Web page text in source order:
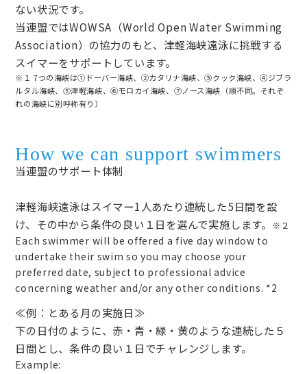
ない状況です。
当連盟ではWOWSA（World Open Water Swimming
Association）の協力のもと、津軽海峡遠泳に挑戦する
スイマーをサポートしています。
※１ 7つの海峡は①ドーバー海峡、②カタリナ海峡、③クック海峡、④ジブラ
ルタル海峡、⑤津軽海峡、⑥モロカイ海峡、⑦ノース海峡（順不同。それぞ
れの海峡に別呼称有り）
How we can support swimmers
当連盟のサポート体制
津軽海峡遠泳はスイマー1人あたり連続した5日間を設
け、その中から条件の良い１日を選んで実施します。
※２
Each swimmer will be offered a five day window to
undertake their swim so you may choose your
preferred date, subject to professional advice
concerning weather and/or any other conditions. *2
≪例：とある月の実施日≫
下の日付のように、赤・青・緑・黄のような連続した５
日間とし、条件の良い１日でチャレンジします。
Example: